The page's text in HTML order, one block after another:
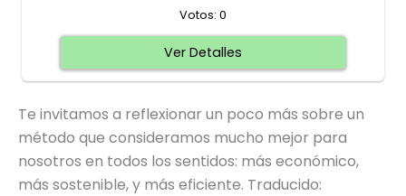
Votos: 0
Ver Detalles
Te invitamos a reflexionar un poco más sobre un
método que consideramos mucho mejor para
nosotros en todos los sentidos: más económico,
más sostenible, y más eficiente. Traducido: